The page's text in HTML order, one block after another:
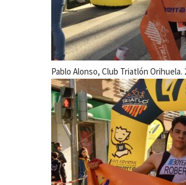
Pablo Alonso, Club Triatlón Orihuela.